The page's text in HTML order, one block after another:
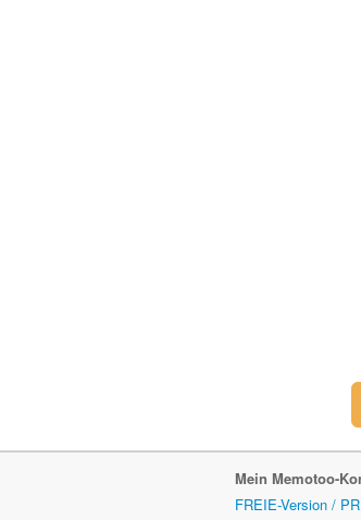
Mein Memotoo-
FREIE-Version /